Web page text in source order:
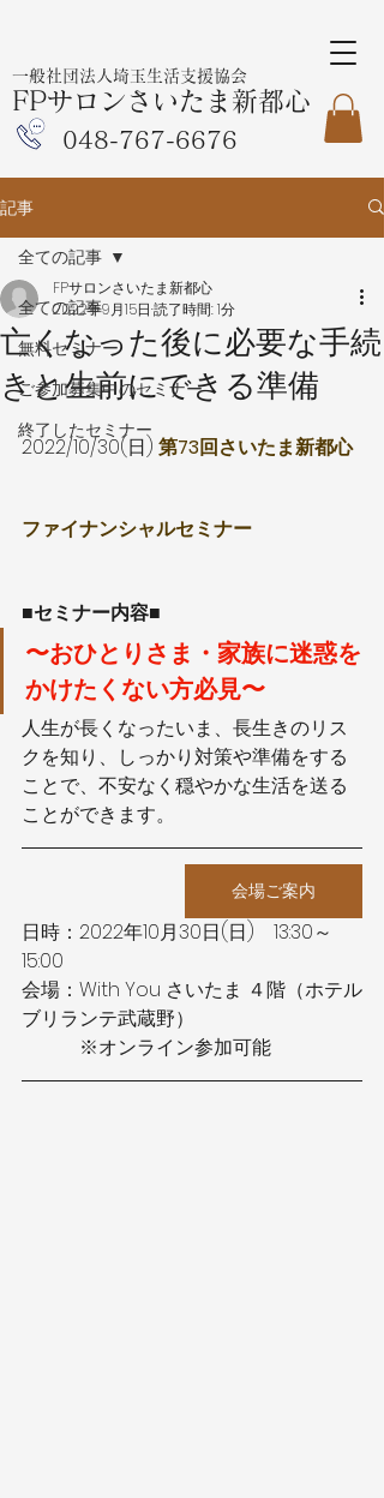
一般社団法人埼玉生活支援協会
FPサロンさいたま新都心
048-767-6676
記事
全ての記事
無料セミナー
ご参加募集中のセミナー
終了したセミナー
全ての記事
亡くなった後に必要な手続
きと生前にできる準備
FPサロンさいたま新都心
2022年9月15日 読了時間: 1分
2022/10/30(日) 第73回さいたま新都心
ファイナンシャルセミナー
■セミナー内容■
〜おひとりさま・家族に迷惑を
かけたくない方必見〜
人生が長くなったいま、長生きのリス
クを知り、しっかり対策や準備をする
ことで、不安なく穏やかな生活を送る
ことができます。
会場ご案内
日時：2022年10月30日(日)　13:30～
15:00
会場：With You さいたま ４階（ホテル
ブリランテ武蔵野）
※オンライン参加可能